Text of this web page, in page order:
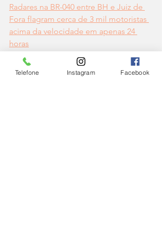
Radares na BR-040 entre BH e Juiz de
Fora flagram cerca de 3 mil motoristas
acima da velocidade em apenas 24
horas
CIDADE
Telefone Instagram Facebook